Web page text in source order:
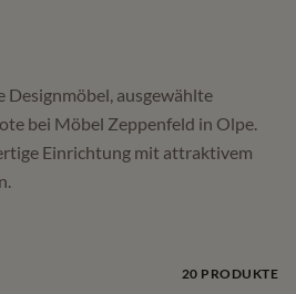
Designmöbel, ausgewählte
bei Möbel Zeppenfeld in Olpe.
Einrichtung mit attraktivem
20 PRODUKTE